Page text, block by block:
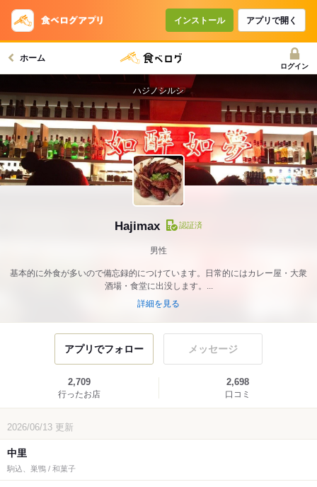
インストール アプリで開く
ホーム
ログイン
Hajimax 認証済
男性
基本的に外食が多いので備忘録的につけています。日常的にはカレー屋・大衆
酒場・食堂に出没します。...
詳細を見る
ハジノシルシ
アプリでフォロー メッセージ
2,709
行ったお店
2,698
口コミ
2026/06/13 更新
中里
駒込、巣鴨 / 和菓子